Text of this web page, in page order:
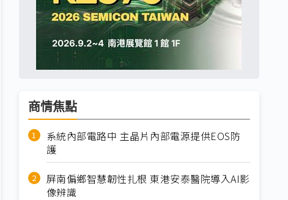
商情焦點
系統內部電路中 主晶片內部電源提供EOS防
護
屏南偏鄉智慧韌性扎根 東港安泰醫院導入AI影
像辨識